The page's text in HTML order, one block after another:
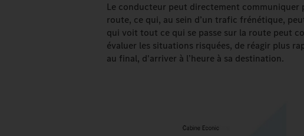
Le conducteur peut directement communiquer
route, ce qui, au sein d’un trafic frénétique,
qui voit tout ce qui se passe sur la route peut
évaluer les situations risquées, de réagir plus
au final, d'arriver à l’heure à sa destination.